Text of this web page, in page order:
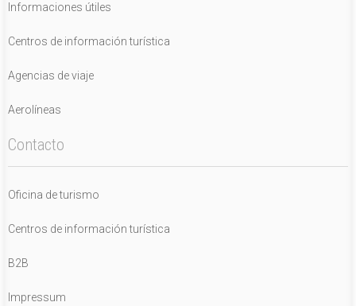
Informaciones útiles
Centros de información turística
Agencias de viaje
Aerolíneas
Contacto
Oficina de turismo
Centros de información turística
B2B
Impressum